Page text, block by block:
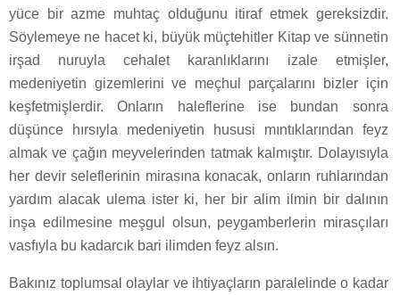
yüce bir azme muhtaç olduğunu itiraf etmek gereksizdir.
Söylemeye ne hacet ki, büyük müçtehitler Kitap ve sünnetin
irşad nuruyla cehalet karanlıklarını izale etmişler,
medeniyetin gizemlerini ve meçhul parçalarını bizler için
keşfetmişlerdir. Onların haleflerine ise bundan sonra
düşünce hırsıyla medeniyetin hususi mıntıklarından feyz
almak ve çağın meyvelerinden tatmak kalmıştır. Dolayısıyla
her devir seleflerinin mirasına konacak, onların ruhlarından
yardım alacak ulema ister ki, her bir alim ilmin bir dalının
inşa edilmesine meşgul olsun, peygamberlerin mirasçıları
vasfıyla bu kadarcık bari ilimden feyz alsın.
Bakınız toplumsal olaylar ve ihtiyaçların paralelinde o kadar